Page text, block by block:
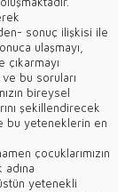
sonuç ilişkisi ile
ulaşmayı,
bu soruları
bireysel
şekillendirecek
bu yeteneklerin en
çocuklarımızın
yetenekli